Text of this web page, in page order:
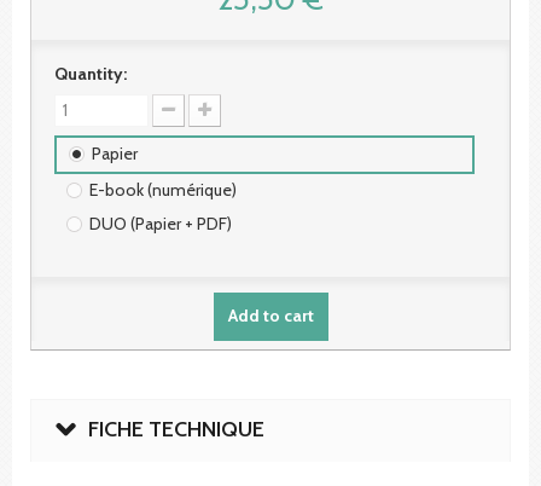
Quantity:
Papier
E-book (numérique)
DUO (Papier + PDF)
Add to cart
FICHE TECHNIQUE